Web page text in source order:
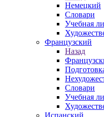
Немецкий
Словари
Учебная
Французский
Назад
Словари
Учебная
Испанский